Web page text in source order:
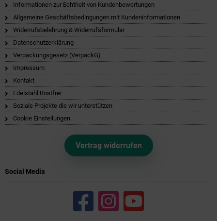
Informationen zur Echtheit von Kundenbewertungen
Allgemeine Geschäftsbedingungen mit Kundeninformationen
Widerrufsbelehrung & Widerrufsformular
Datenschutzerklärung
Verpackungsgesetz (VerpackG)
Impressum
Kontakt
Edelstahl Rostfrei
Soziale Projekte die wir unterstützen
Cookie Einstellungen
Vertrag widerrufen
Social Media